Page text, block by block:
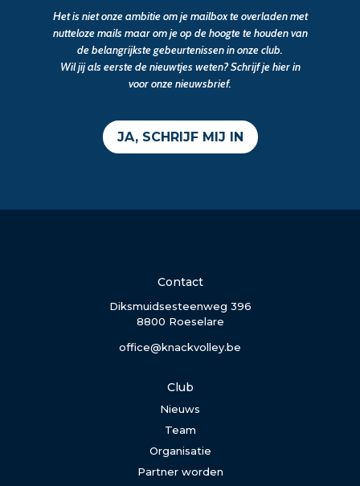
Het is niet onze ambitie om je mailbox te overladen met
nutteloze mails maar om je op de hoogte te houden van
de belangrijkste gebeurtenissen in onze club.
Wil jij als eerste de nieuwtjes weten? Schrijf je hier in
voor onze nieuwsbrief.
JA, SCHRIJF MIJ IN
Contact
Diksmuidsesteenweg 396
8800 Roeselare
office@knackvolley.be
Club
Nieuws
Team
Organisatie
Partner worden